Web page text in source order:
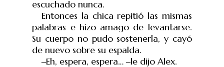
escuchado nunca.
Entonces la chica repitió las mismas
palabras e hizo amago de levantarse.
Su cuerpo no pudo sostenerla, y cayó
de nuevo sobre su espalda.
‒Eh, espera, espera…‒le dijo Alex.